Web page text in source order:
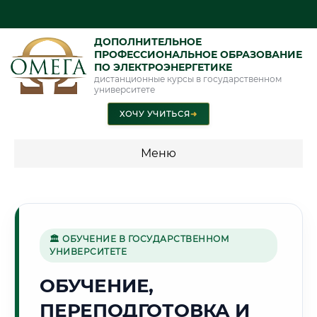
ДОПОЛНИТЕЛЬНОЕ
ПРОФЕССИОНАЛЬНОЕ ОБРАЗОВАНИЕ
ПО ЭЛЕКТРОЭНЕРГЕТИКЕ
дистанционные курсы в государственном
университете
ХОЧУ УЧИТЬСЯ➜
Меню
🏛️
Г. БУХАРА
🏛 ОБУЧЕНИЕ В ГОСУДАРСТВЕННОМ
УНИВЕРСИТЕТЕ
ОБУЧЕНИЕ,
ПЕРЕПОДГОТОВКА И